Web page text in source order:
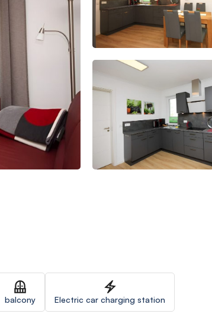
balcony Electric car charging station